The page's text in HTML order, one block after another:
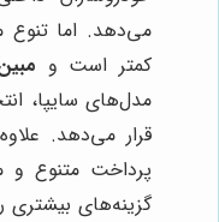
می‌دهد. اما تنوع
کمتر است و
مدل‌های سایپا،
قرار می‌دهد.
پرداخت متنوع و
گزینه‌های بیشتری